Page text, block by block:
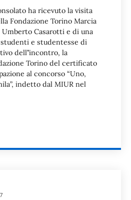
ha ricevuto la visita
Fondazione Torino Marcia
Umberto Casarotti e di una
e studentesse di
dell’’incontro, la
Torino del certificato
al concorso “Uno,
indetto dal MIUR nel